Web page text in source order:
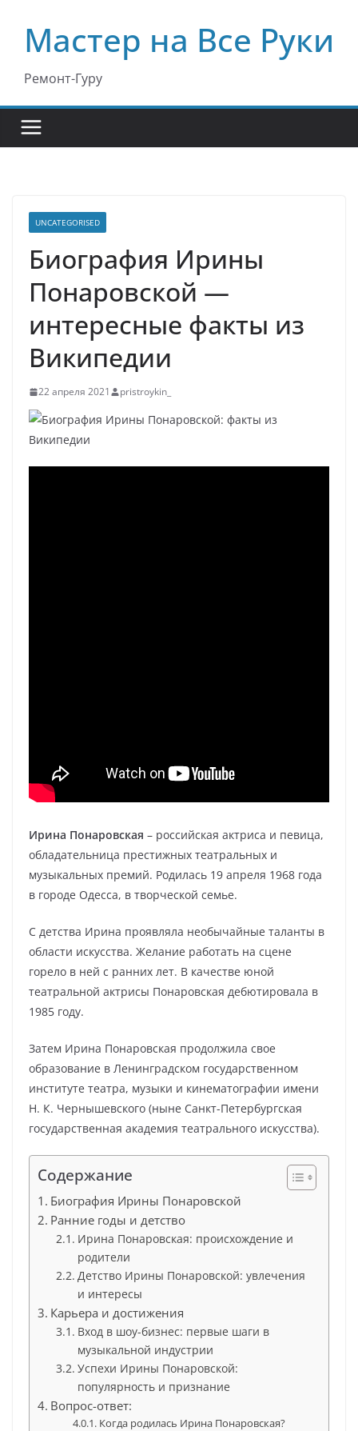
содержимому
Мастер на Все Руки
Ремонт-Гуру
UNCATEGORISED
Биография Ирины
Понаровской —
интересные факты из
Википедии
22 апреля 2021 pristroykin_
Ирина Понаровская – российская актриса и певица,
обладательница престижных театральных и
музыкальных премий. Родилась 19 апреля 1968 года
в городе Одесса, в творческой семье.
С детства Ирина проявляла необычайные таланты в
области искусства. Желание работать на сцене
горело в ней с ранних лет. В качестве юной
театральной актрисы Понаровская дебютировала в
1985 году.
Затем Ирина Понаровская продолжила свое
образование в Ленинградском государственном
институте театра, музыки и кинематографии имени
Н. К. Чернышевского (ныне Санкт-Петербургская
государственная академия театрального искусства).
Содержание
Биография Ирины Понаровской
Ранние годы и детство
Ирина Понаровская: происхождение и
родители
Детство Ирины Понаровской: увлечения
и интересы
Карьера и достижения
Вход в шоу-бизнес: первые шаги в
музыкальной индустрии
Успехи Ирины Понаровской:
популярность и признание
Вопрос-ответ:
Когда родилась Ирина Понаровская?